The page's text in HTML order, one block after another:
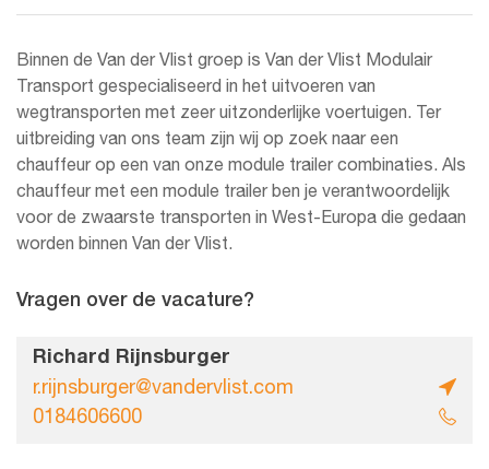
Binnen de Van der Vlist groep is Van der Vlist Modulair
Transport gespecialiseerd in het uitvoeren van
wegtransporten met zeer uitzonderlijke voertuigen. Ter
uitbreiding van ons team zijn wij op zoek naar een
chauffeur op een van onze module trailer combinaties. Als
chauffeur met een module trailer ben je verantwoordelijk
voor de zwaarste transporten in West-Europa die gedaan
worden binnen Van der Vlist.
Vragen over de vacature?
Richard Rijnsburger
r.rijnsburger@vandervlist.com
0184606600